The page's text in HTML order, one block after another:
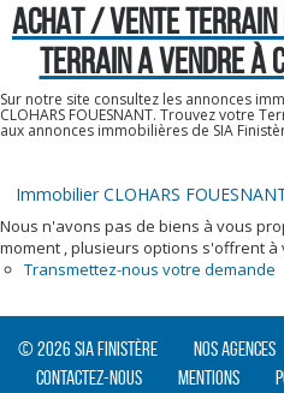
ACHAT / VENTE TERRAIN
TERRAIN A VENDRE À
Sur notre site consultez les annonces
CLOHARS FOUESNANT. Trouvez votre
aux annonces immobilières de SIA
Immobilier CLOHARS
Nous n'avons pas de biens à vous
moment , plusieurs options s'offrent à
Transmettez-nous votre demande
© 2026 SIA Finistère Nos agences
Contactez-nous
Mentions